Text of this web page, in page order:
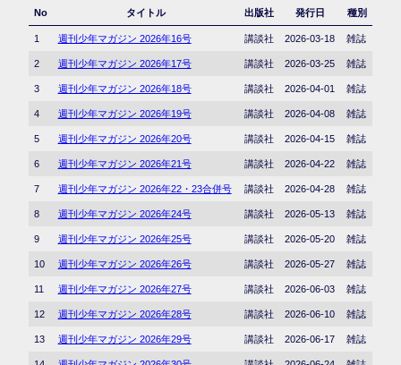
No タイトル 出版社 発行日 種別
1 週刊少年マガジン 2026年16号 講談社 2026-03-18 雑誌
2 週刊少年マガジン 2026年17号 講談社 2026-03-25 雑誌
3 週刊少年マガジン 2026年18号 講談社 2026-04-01 雑誌
4 週刊少年マガジン 2026年19号 講談社 2026-04-08 雑誌
5 週刊少年マガジン 2026年20号 講談社 2026-04-15 雑誌
6 週刊少年マガジン 2026年21号 講談社 2026-04-22 雑誌
7 週刊少年マガジン 2026年22・23合併号 講談社 2026-04-28 雑誌
8 週刊少年マガジン 2026年24号 講談社 2026-05-13 雑誌
9 週刊少年マガジン 2026年25号 講談社 2026-05-20 雑誌
10 週刊少年マガジン 2026年26号 講談社 2026-05-27 雑誌
11 週刊少年マガジン 2026年27号 講談社 2026-06-03 雑誌
12 週刊少年マガジン 2026年28号 講談社 2026-06-10 雑誌
13 週刊少年マガジン 2026年29号 講談社 2026-06-17 雑誌